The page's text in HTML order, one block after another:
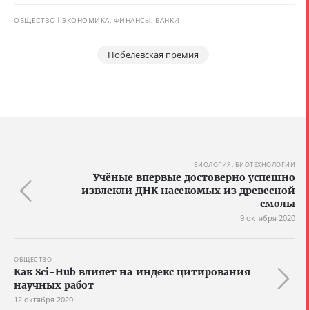
ОБЩЕСТВО ЭКОНОМИКА, ФИНАНСЫ, БАНКИ
Нобелевская премия
БИОЛОГИЯ, БИОТЕХНОЛОГИИ
Учёные впервые достоверно успешно
извлекли ДНК насекомых из древесной
смолы
9 октября 2020
ОБЩЕСТВО
Как Sci-Hub влияет на индекс цитирования
научных работ
12 октября 2020